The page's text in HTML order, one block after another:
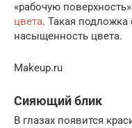
«рабочую
цвета. Такая
насыщенность цвета.
Makeup.ru
Сияющий блик
В глазах появится